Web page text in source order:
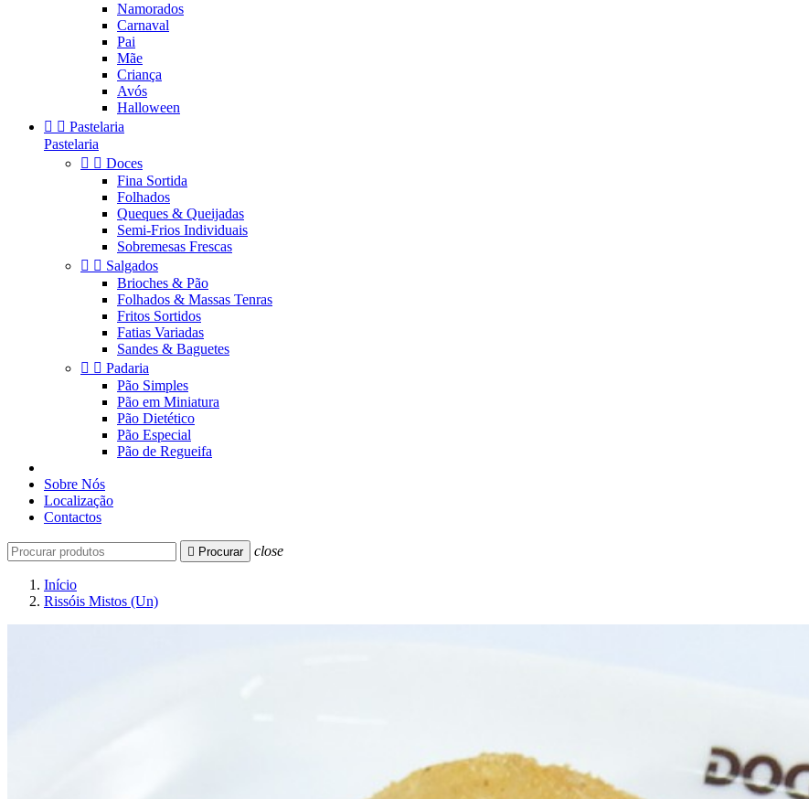
Namorados
Carnaval
Pai
Mãe
Criança
Avós
Halloween
  Pastelaria
Pastelaria
  Doces
Fina Sortida
Folhados
Queques & Queijadas
Semi-Frios Individuais
Sobremesas Frescas
  Salgados
Brioches & Pão
Folhados & Massas Tenras
Fritos Sortidos
Fatias Variadas
Sandes & Baguetes
  Padaria
Pão Simples
Pão em Miniatura
Pão Dietético
Pão Especial
Pão de Regueifa
Sobre Nós
Localização
Contactos
 Procurar close
Início
Rissóis Mistos (Un)